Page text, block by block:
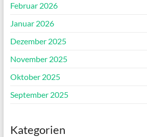
Februar 2026
Januar 2026
Dezember 2025
November 2025
Oktober 2025
September 2025
Kategorien